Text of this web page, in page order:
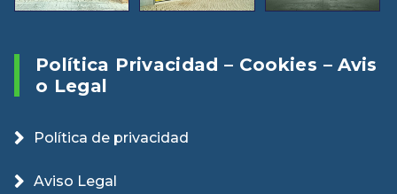
Política Privacidad – Cookies – Avis
O Legal
Política de privacidad
Aviso Legal